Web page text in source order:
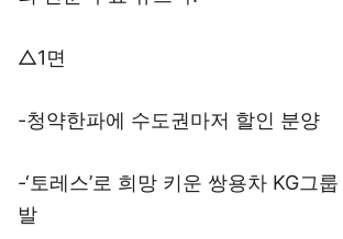
△1면
-청약한파에 수도권마저 할인 분양
-‘토레스’로 희망 키운 쌍용차 KG그
발